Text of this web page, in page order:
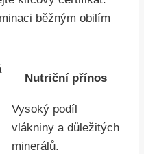
běžným obilím
Nutriční přínos
Vysoký podíl
vlákniny a důležitých
minerálů.